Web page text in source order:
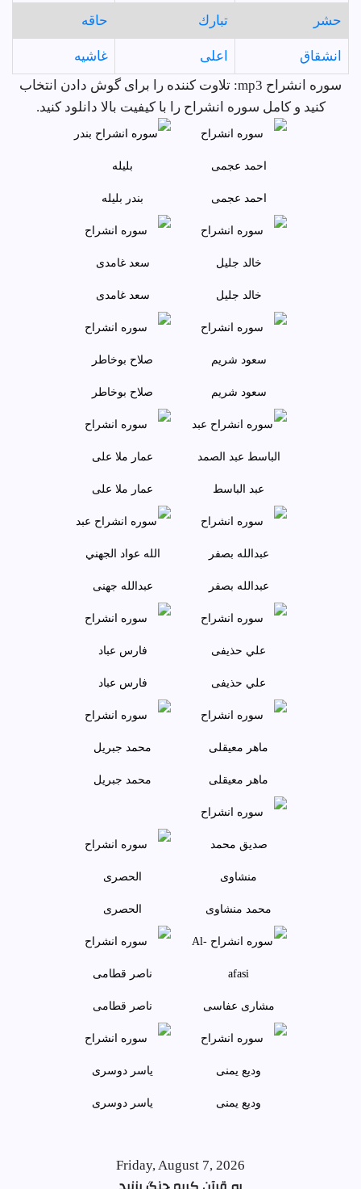
حشر تبارك حاقه
انشقاق اعلى
غاشيه
سوره انشراح mp3: تلاوت کننده را برای گوش دادن انتخاب
کنید و کامل سوره انشراح را با کیفیت بالا دانلود کنید.
احمد عجمى بندر بليله
خالد جليل سعد غامدی
سعود شريم صلاح بوخاطر
عبد الباسط عمار ملا علی
عبدالله بصفر عبدالله جهنی
علي حذيفی فارس عباد
ماهر معيقلی محمد جبريل
محمد منشاوی الحصری
مشاری عفاسی ناصر قطامی
وديع يمنی ياسر دوسری
Friday, August 7, 2026